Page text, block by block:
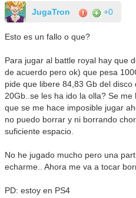
JugaTron +0
Esto es un fallo o que?
Para jugar al battle royal hay que
de acuerdo pero ok) que pesa
pide que libere 84,83 Gb del
20Gb..se les ha ido la olla? Se
que se me hace imposible jugar
no puedo borrar y ni borrando
suficiente espacio.
No he jugado mucho pero una
echarme.. Ahora me va a tocar
PD: estoy en PS4